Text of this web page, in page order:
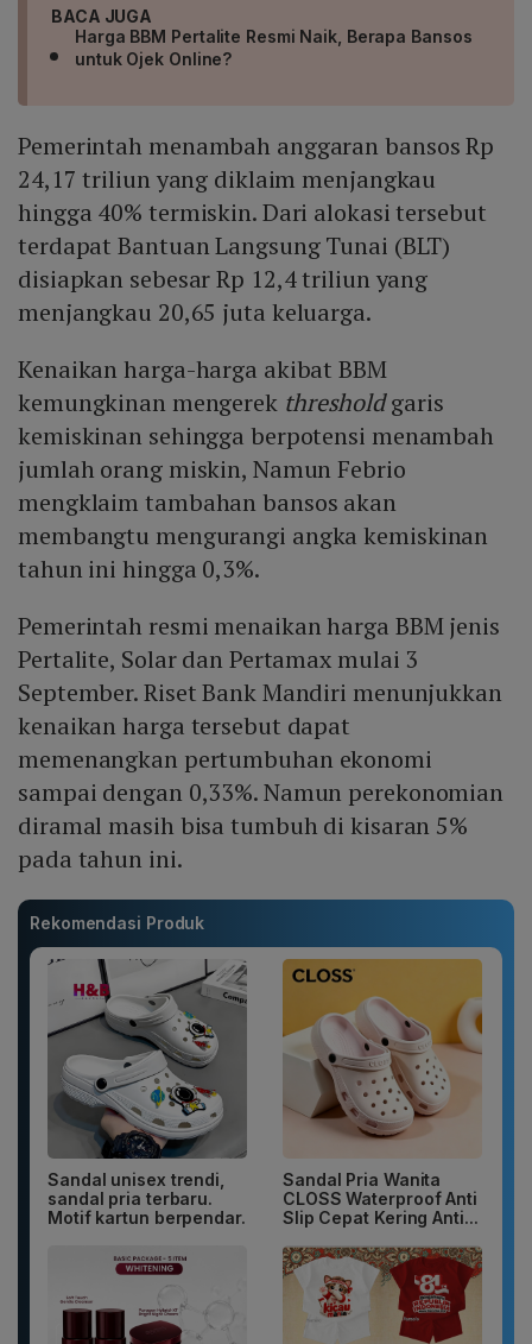
BACA JUGA
Harga BBM Pertalite Resmi Naik, Berapa Bansos
untuk Ojek Online?
Pemerintah menambah anggaran bansos Rp
24,17 triliun yang diklaim menjangkau
hingga 40% termiskin. Dari alokasi tersebut
terdapat Bantuan Langsung Tunai (BLT)
disiapkan sebesar Rp 12,4 triliun yang
menjangkau 20,65 juta keluarga.
Kenaikan harga-harga akibat BBM
kemungkinan mengerek thresholdgaris
kemiskinan sehingga berpotensi menambah
jumlah orang miskin, Namun Febrio
mengklaim tambahan bansos akan
membangtu mengurangi angka kemiskinan
tahun ini hingga 0,3%.
Pemerintah resmi menaikan harga BBM jenis
Pertalite, Solar dan Pertamax mulai 3
September. Riset Bank Mandiri menunjukkan
kenaikan harga tersebut dapat
memenangkan pertumbuhan ekonomi
sampai dengan 0,33%. Namun perekonomian
diramal masih bisa tumbuh di kisaran 5%
pada tahun ini.
Rekomendasi Produk
Sandal unisex trendi,
sandal pria terbaru.
Motif kartun berpendar.
Sandal Pria Wanita
CLOSS Waterproof Anti
Slip Cepat Kering Anti...